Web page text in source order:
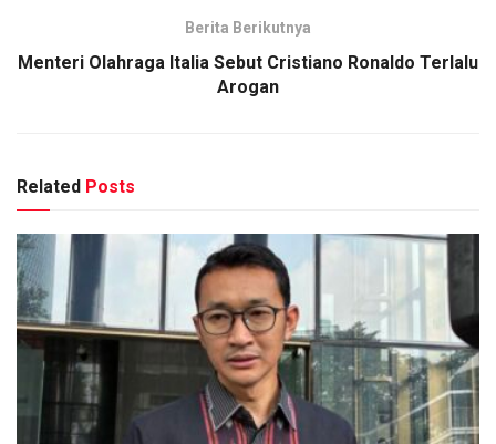
Berita Berikutnya
Menteri Olahraga Italia Sebut Cristiano Ronaldo Terlalu
Arogan
Related Posts